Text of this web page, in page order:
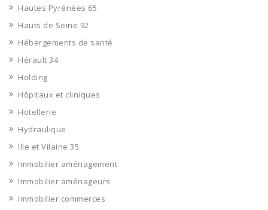
Hautes Pyrénées 65
Hauts de Seine 92
Hébergements de santé
Hérault 34
Holding
Hôpitaux et cliniques
Hotellerie
Hydraulique
Ille et Vilaine 35
Immobilier aménagement
Immobilier aménageurs
Immobilier commerces